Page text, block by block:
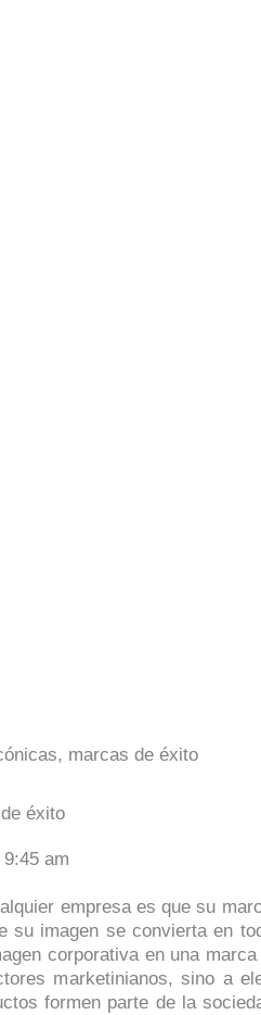
marcas de éxito
éxito
9:45 am
empresa es que su
su imagen se convierta en
corporativa en una
marketinianos, sino a
formen parte de la